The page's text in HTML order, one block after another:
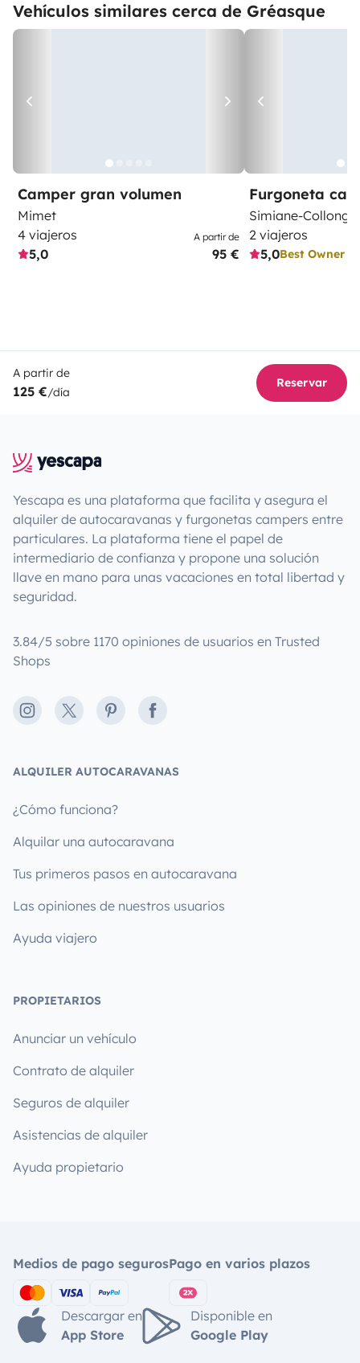
Vehículos similares cerca de Gréasque
Camper gran volumen
Mimet
4 viajeros
5,0
A partir de
95 €
Furgoneta
Simiane-
2 viajeros
5,0Best Owner
A partir de
125 €/día
Reservar
Yescapa es una plataforma que facilita y asegura el
alquiler de autocaravanas y furgonetas campers entre
particulares. La plataforma tiene el papel de
intermediario de confianza y propone una solución
llave en mano para unas vacaciones en total libertad y
seguridad.
3.84/5 sobre 1170 opiniones de usuarios en Trusted
Shops
Instagram
X PinterestFacebook
ALQUILER AUTOCARAVANAS
¿Cómo funciona?
Alquilar una autocaravana
Tus primeros pasos en autocaravana
Las opiniones de nuestros usuarios
Ayuda viajero
PROPIETARIOS
Anunciar un vehículo
Contrato de alquiler
Seguros de alquiler
Asistencias de alquiler
Ayuda propietario
Medios de pago segurosPago en varios plazos
Descargar en
App Store
Disponible en
Google Play